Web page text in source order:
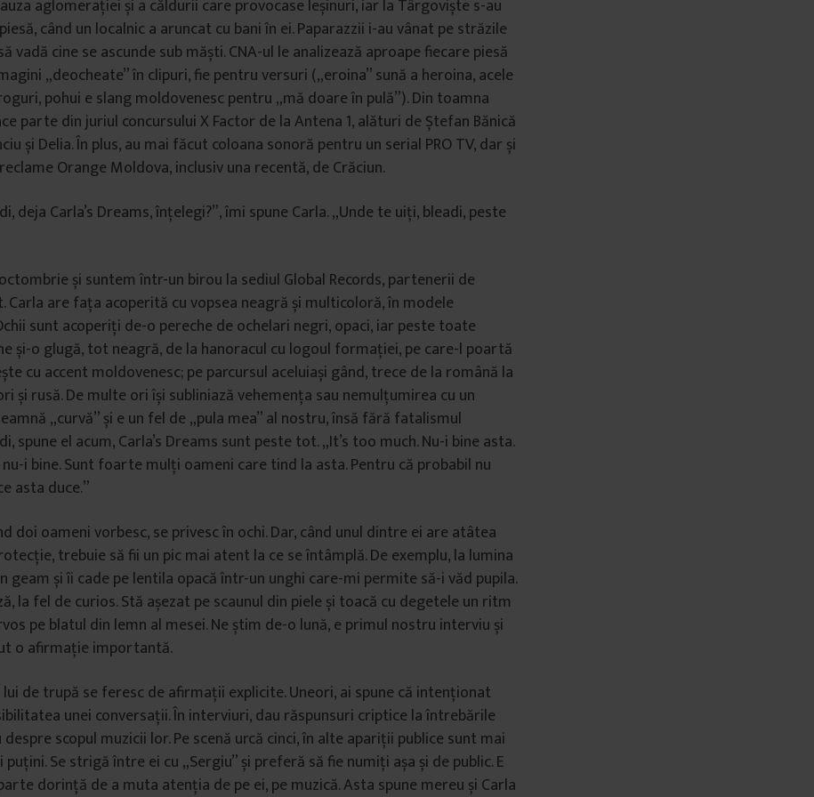
aglomerației și a căldurii care provocase leșinuri, iar la Târgoviște s-au
când un localnic a aruncat cu bani în ei. Paparazzii i-au vânat pe străzile
vadă cine se ascunde sub măști. CNA-ul le analizează aproape fiecare piesă
„deocheate” în clipuri, fie pentru versuri („eroina” sună a heroina, acele
pohui e slang moldovenesc pentru „mă doare în pulă”). Din toamna
parte din juriul concursului X Factor de la Antena 1, alături de Ștefan Bănică
și Delia. În plus, au mai făcut coloana sonoră pentru un serial PRO TV, dar și
Orange Moldova, inclusiv una recentă, de Crăciun.
deja Carla’s Dreams, înțelegi?”, îmi spune Carla. „Unde te uiți, bleadi, peste
și suntem într-un birou la sediul Global Records, partenerii de
Carla are fața acoperită cu vopsea neagră și multicoloră, în modele
sunt acoperiți de-o pereche de ochelari negri, opaci, iar peste toate
și-o glugă, tot neagră, de la hanoracul cu logoul formației, pe care-l poartă
cu accent moldovenesc; pe parcursul aceluiași gând, trece de la română la
și rusă. De multe ori își subliniază vehemența sau nemulțumirea cu un
„curvă” și e un fel de „pula mea” al nostru, însă fără fatalismul
spune el acum, Carla’s Dreams sunt peste tot. „It’s too much. Nu-i bine asta.
i bine. Sunt foarte mulți oameni care tind la asta. Pentru că probabil nu
asta duce.”
doi oameni vorbesc, se privesc în ochi. Dar, când unul dintre ei are atâtea
trebuie să fii un pic mai atent la ce se întâmplă. De exemplu, la lumina
geam și îi cade pe lentila opacă într-un unghi care-mi permite să-i văd pupila.
la fel de curios. Stă așezat pe scaunul din piele și toacă cu degetele un ritm
pe blatul din lemn al mesei. Ne știm de-o lună, e primul nostru interviu și
o afirmație importantă.
lui de trupă se feresc de afirmații explicite. Uneori, ai spune că intenționat
unei conversații. În interviuri, dau răspunsuri criptice la întrebările
scopul muzicii lor. Pe scenă urcă cinci, în alte apariții publice sunt mai
Se strigă între ei cu „Sergiu” și preferă să fie numiți așa și de public. E
dorință de a muta atenția de pe ei, pe muzică. Asta spune mereu și Carla